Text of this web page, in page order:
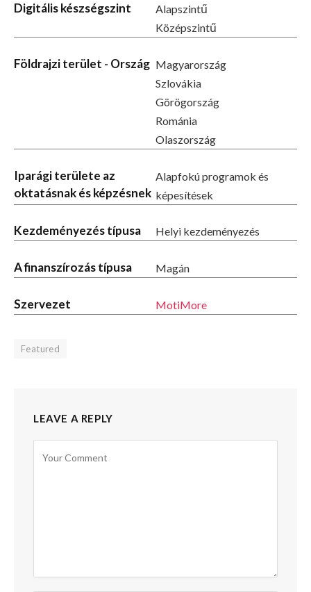
Digitális készségszint
Alapszintű
Középszintű
Földrajzi terület - Ország Magyarország
Szlovákia
Görögország
Románia
Olaszország
Iparági területe az
oktatásnak és képzésnek
Alapfokú programok és
képesítések
Kezdeményezés típusa Helyi kezdeményezés
A finanszírozás típusa Magán
Szervezet MotiMore
Featured
LEAVE A REPLY